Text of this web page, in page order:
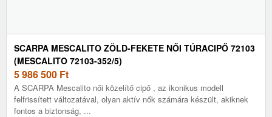
SCARPA MESCALITO ZÖLD-FEKETE NŐI TÚRACIPŐ 72103
(MESCALITO 72103-352/5)
5 986 500 Ft
A SCARPA Mescalito női közelítő cipő , az ikonikus modell
felfrissített változatával, olyan aktív nők számára készült, akiknek
fontos a biztonság, ...